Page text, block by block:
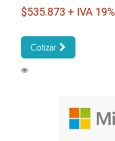
$535.873 + IVA 19%
Cotizar